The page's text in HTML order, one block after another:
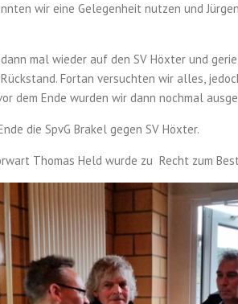
wir eine Gelegenheit nutzen und
mal wieder auf den SV Höxter und
Fortan versuchten wir alles,
dem Ende wurden wir dann nochmal
die SpvG Brakel gegen SV Höxter.
Thomas Held wurde zu Recht zum